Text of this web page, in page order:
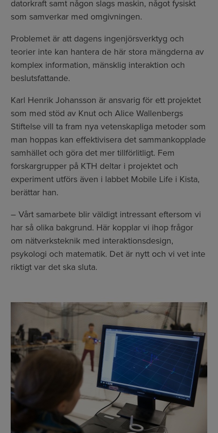
datorkraft samt någon slags maskin, något fysiskt
som samverkar med omgivningen.
Problemet är att dagens ingenjörsverktyg och
teorier inte kan hantera de här stora mängderna av
komplex information, mänsklig interaktion och
beslutsfattande.
Karl Henrik Johansson är ansvarig för ett projektet
som med stöd av Knut och Alice Wallenbergs
Stiftelse vill ta fram nya vetenskapliga metoder som
man hoppas kan effektivisera det sammankopplade
samhället och göra det mer tillförlitligt. Fem
forskargrupper på KTH deltar i projektet och
experiment utförs även i labbet Mobile Life i Kista,
berättar han.
– Vårt samarbete blir väldigt intressant eftersom vi
har så olika bakgrund. Här kopplar vi ihop frågor
om nätverksteknik med interaktionsdesign,
psykologi och matematik. Det är nytt och vi vet inte
riktigt var det ska sluta.